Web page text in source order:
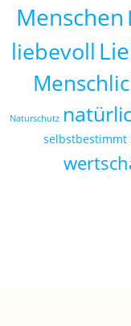
Menschen
liebevoll
Naturschutz
selbstbestimmt